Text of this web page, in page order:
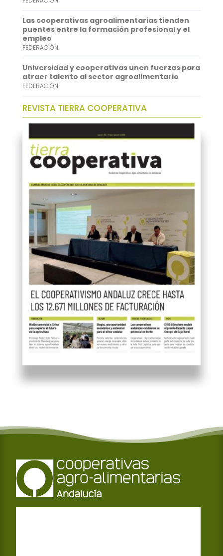
n
Las cooperativas agroalimentarias tienden
puentes entre la formación profesional y el
empleo
FEDERACIÓN
Universidad y cooperativas unen fuerzas para
atraer talento al sector agroalimentario
FEDERACIÓN
REVISTA TIERRA COOPERATIVA